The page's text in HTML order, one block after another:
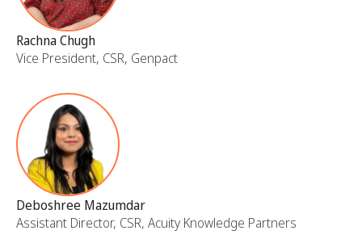
Rachna Chugh
Vice President, CSR, Genpact
Deboshree Mazumdar
Assistant Director, CSR, Acuity Knowledge Partners